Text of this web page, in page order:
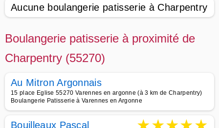
Aucune boulangerie patisserie à Charpentry
Boulangerie patisserie à proximité de
Charpentry (55270)
Au Mitron Argonnais
15 place Eglise 55270 Varennes en argonne (à 3 km de Charpentry)
Boulangerie Patisserie à Varennes en Argonne
Bouilleaux Pascal